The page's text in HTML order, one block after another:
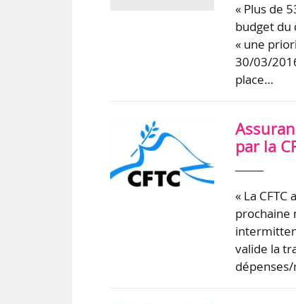
« Plus de
budget du
« une
30/03/
place…
par la
« La
prochaine
valide la